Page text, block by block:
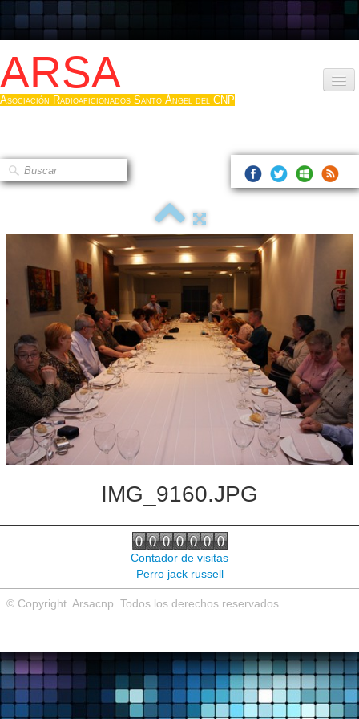
ARSA
Asociación Radioaficionados Santo Ángel del CNP
Que es la ARSA
Hacerse socio
Log diploma en Pdf
Fotos
Sistemas Digitales
Noticias de interés
Contacto
IMG_9160.JPG
Contador de visitas
Perro jack russell
© Copyright. Arsacnp. Todos los derechos reservados.